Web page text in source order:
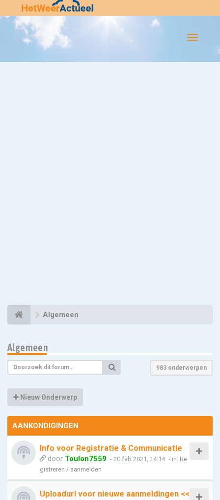
Flip-
Algemeen
Algemeen
983 onderwerpen
Nieuw Onderwerp
AANKONDIGINGEN
Info voor Registratie & Communicatie
door Toulon7559 - 20 feb 2021, 14:14 - in: Re
gistreren / aanmelden
Uploadurl voor nieuwe aanmeldingen <<